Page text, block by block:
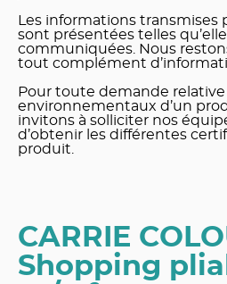
Les informations transmises
sont présentées telles
communiquées. Nous
tout complément
Pour toute demande
environnementaux d’un
invitons à solliciter nos
d’obtenir les différentes
produit.
CARRIE
Shopping